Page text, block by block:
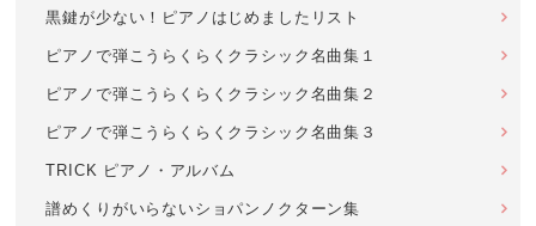
黒鍵が少ない！ピアノはじめましたリスト
ピアノで弾こうらくらくクラシック名曲集１
ピアノで弾こうらくらくクラシック名曲集２
ピアノで弾こうらくらくクラシック名曲集３
TRICK ピアノ・アルバム
譜めくりがいらないショパンノクターン集